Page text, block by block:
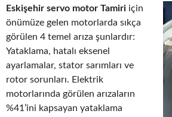
Eskişehir servo motor Tamiri için
önümüze gelen motorlarda sıkça
görülen 4 temel arıza şunlardır:
Yataklama, hatalı eksenel
ayarlamalar, stator sarımları ve
rotor sorunları. Elektrik
motorlarında görülen arızaların
%41’ini kapsayan yataklama